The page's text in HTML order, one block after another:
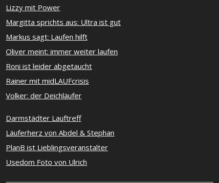
Lizzy mit Power
Margitta sprichts aus: Ultra ist gut
Markus sagt: Laufen hilft
Oliver meint: immer weiter laufen
Roni ist leider abgetaucht
Rainer mit midLAUFcrisis
Volker: der Deichläufer
Darmstädter Lauftreff
Läuferherz von Abdel & Stephan
PlanB ist Lieblingsveranstalter
Usedom Foto von Ulrich